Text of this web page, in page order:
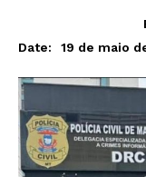
Date:
19 de maio